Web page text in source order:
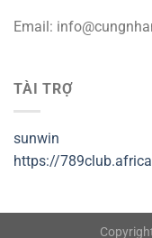
Email:
TÀI TRỢ
sunwin
https://